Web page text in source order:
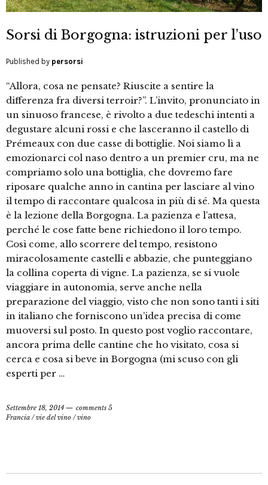
Sorsi di Borgogna: istruzioni per l’uso
Published by persorsi
“Allora, cosa ne pensate? Riuscite a sentire la
differenza fra diversi terroir?”. L’invito, pronunciato in
un sinuoso francese, è rivolto a due tedeschi intenti a
degustare alcuni rossi e che lasceranno il castello di
Prémeaux con due casse di bottiglie. Noi siamo lì a
emozionarci col naso dentro a un premier cru, ma ne
compriamo solo una bottiglia, che dovremo fare
riposare qualche anno in cantina per lasciare al vino
il tempo di raccontare qualcosa in più di sé. Ma questa
è la lezione della Borgogna. La pazienza e l’attesa,
perché le cose fatte bene richiedono il loro tempo.
Così come, allo scorrere del tempo, resistono
miracolosamente castelli e abbazie, che punteggiano
la collina coperta di vigne. La pazienza, se si vuole
viaggiare in autonomia, serve anche nella
preparazione del viaggio, visto che non sono tanti i siti
in italiano che forniscono un’idea precisa di come
muoversi sul posto. In questo post voglio raccontare,
ancora prima delle cantine che ho visitato, cosa si
cerca e cosa si beve in Borgogna (mi scuso con gli
esperti per …
Settembre 18, 2014
comments 5
Francia /vie del vino /vino